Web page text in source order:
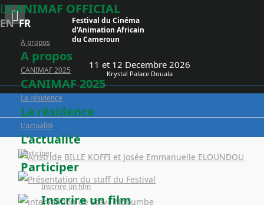
Festival du Cinéma
d’Animation Africain
du Cameroun
11 et 12 Decembre 2026
Krystal Palace Douala
CANIMAF OFFICIAL
ENFR
A propos
A propos
CANIMAF 2025
CANIMAF 2025
La résidence
La résidence
L'actualité
L'actualité
Participer
Participer
Inscrire un film
Inscrire un film